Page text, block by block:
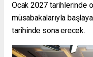
Ocak 2027 tarihlerinde
müsabakalarıyla
tarihinde sona erecek.